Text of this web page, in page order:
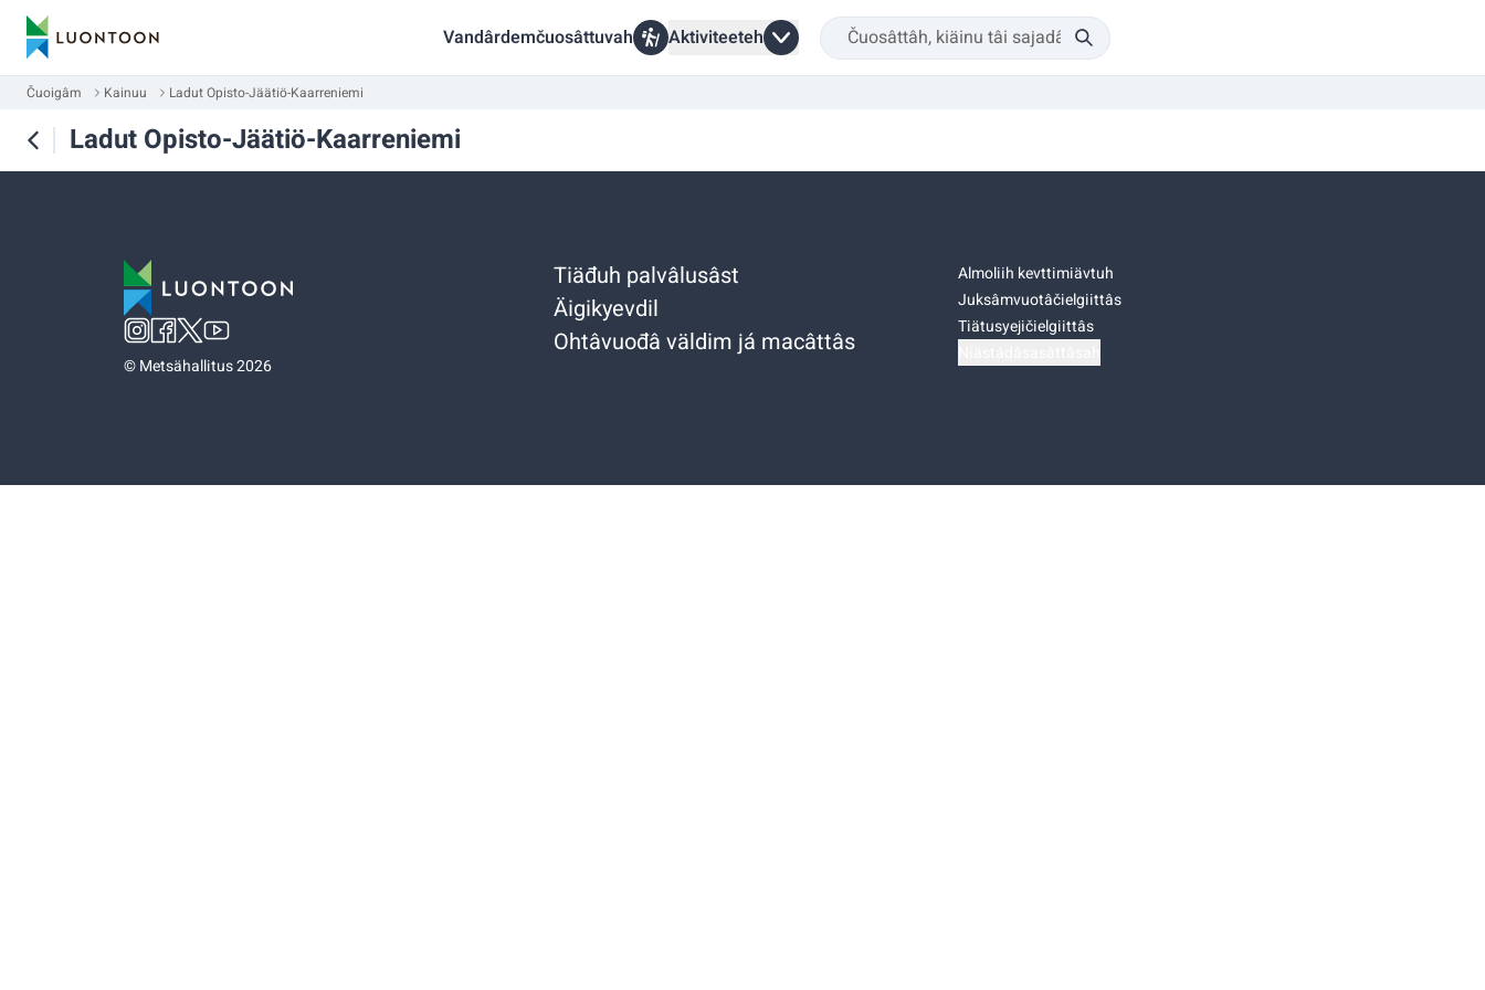
Vandârdemčuosâttuvah Aktiviteeteh
Čuoigâm Kainuu Ladut Opisto-Jäätiö-Kaarreniemi
Ladut Opisto-Jäätiö-Kaarreniemi
©Metsähallitus 2026
Tiäđuh palvâlusâst
Äigikyevdil
Ohtâvuođâ väldim já macâttâs
Almoliih kevttimiävtuh
Juksâmvuotâčielgiittâs
Tiätusyejičielgiittâs